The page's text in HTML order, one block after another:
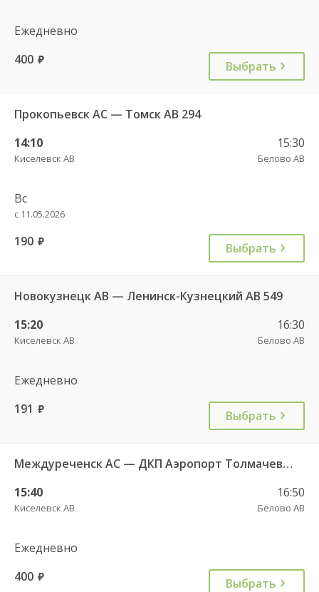
Ежедневно
400 руб. Выбрать
Прокопьевск АС — Томск АВ 294
14:10
Киселевск АВ
15:30
Белово АВ
Вс
с 11.05.2026
190 руб. Выбрать
Новокузнецк АВ — Ленинск-Кузнецкий АВ 549
15:20
Киселевск АВ
16:30
Белово АВ
Ежедневно
191 руб. Выбрать
Междуреченск АС — ДКП Аэропорт Толмачево г.Обь-2 7489
15:40
Киселевск АВ
16:50
Белово АВ
Ежедневно
400 руб. Выбрать